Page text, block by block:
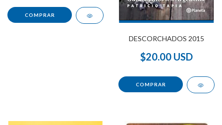
DESCORCHADOS 2015
$20.00 USD